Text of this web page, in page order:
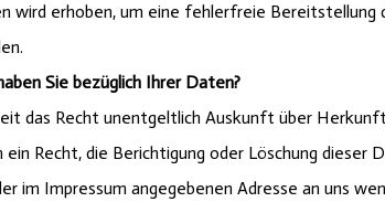
wird erhoben, um eine fehlerfreie
Sie bezüglich Ihrer Daten?
das Recht unentgeltlich Auskunft über
ein Recht, die Berichtigung oder Löschung
im Impressum angegebenen Adresse an uns